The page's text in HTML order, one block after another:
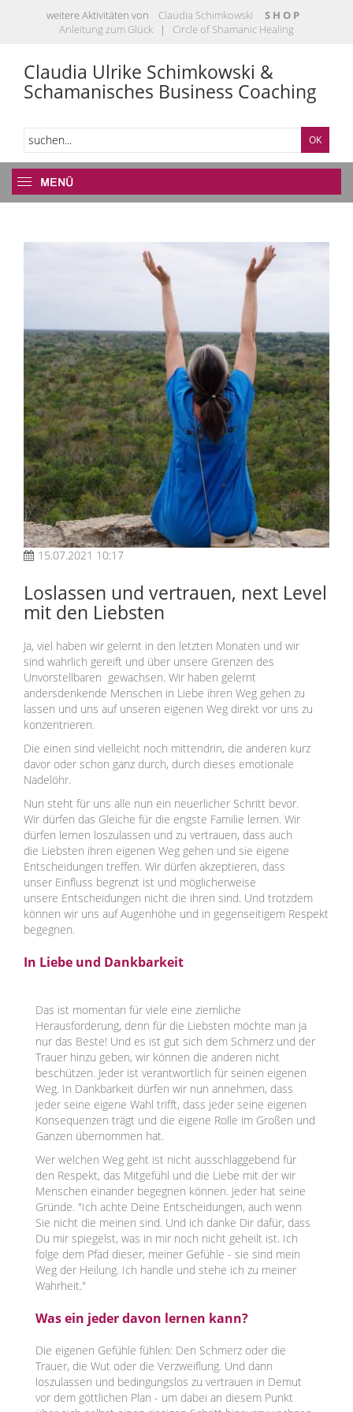
weitere Aktivitäten von Claudia Schimkowski
S H O P
Anleitung zum Glück | Circle of Shamanic Healing
Claudia Ulrike Schimkowski &
Schamanisches Business Coaching
15.07.2021 10:17
Loslassen und vertrauen, next Level
mit den Liebsten
Ja, viel haben wir gelernt in den letzten Monaten und wir
sind wahrlich gereift und über unsere Grenzen des
Unvorstellbaren gewachsen. Wir haben gelernt
andersdenkende Menschen in Liebe ihren Weg gehen zu
lassen und uns auf unseren eigenen Weg direkt vor uns zu
konzentrieren.
Die einen sind vielleicht noch mittendrin, die anderen kurz
davor oder schon ganz durch, durch dieses emotionale
Nadelöhr.
Nun steht für uns alle nun ein neuerlicher Schritt bevor.
Wir dürfen das Gleiche für die engste Familie lernen. Wir
dürfen lernen loszulassen und zu vertrauen, dass auch
die Liebsten ihren eigenen Weg gehen und sie eigene
Entscheidungen treffen. Wir dürfen akzeptieren, dass
unser Einfluss begrenzt ist und möglicherweise
unsere Entscheidungen nicht die ihren sind. Und trotzdem
können wir uns auf Augenhöhe und in gegenseitigem Respekt
begegnen.
In Liebe und Dankbarkeit
Das ist momentan für viele eine ziemliche
Herausforderung, denn für die Liebsten möchte man ja
nur das Beste! Und es ist gut sich dem Schmerz und der
Trauer hinzu geben, wir können die anderen nicht
beschützen. Jeder ist verantwortlich für seinen eigenen
Weg. In Dankbarkeit dürfen wir nun annehmen, dass
jeder seine eigene Wahl trifft, dass jeder seine eigenen
Konsequenzen trägt und die eigene Rolle im Großen und
Ganzen übernommen hat.
Wer welchen Weg geht ist nicht ausschlaggebend für
den Respekt, das Mitgefühl und die Liebe mit der wir
Menschen einander begegnen können. Jeder hat seine
Gründe. "Ich achte Deine Entscheidungen, auch wenn
Sie nicht die meinen sind. Und ich danke Dir dafür, dass
Du mir spiegelst, was in mir noch nicht geheilt ist. Ich
folge dem Pfad dieser, meiner Gefühle - sie sind mein
Weg der Heilung. Ich handle und stehe ich zu meiner
Wahrheit."
Was ein jeder davon lernen kann?
Die eigenen Gefühle fühlen: Den Schmerz oder die
Trauer, die Wut oder die Verzweiflung. Und dann
loszulassen und bedingungslos zu vertrauen in Demut
vor dem göttlichen Plan - um dabei an diesem Punkt